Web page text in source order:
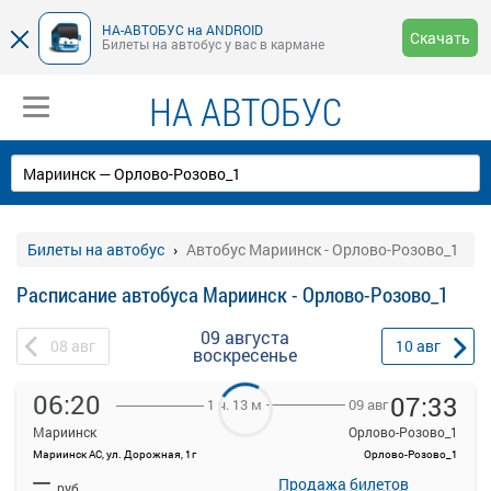
НА-АВТОБУС на ANDROID
Билеты на автобус у вас в кармане
Скачать
НА АВТОБУС
Билеты на автобус Автобус Мариинск - Орлово-Розово_1
Расписание автобуса Мариинск - Орлово-Розово_1
08 авг 09 августа
воскресенье 10авг
06:20
Мариинск
Мариинск АС, ул. Дорожная, 1г
1 ч. 13 м 09 авг07:33
Орлово-Розово_1
Орлово-Розово_1
—
Продажа билетов
На данной странице вы можете ознакомиться с расписанием и
купить билет онлайн на автобус Мариинск - Орлово-Розово_1.